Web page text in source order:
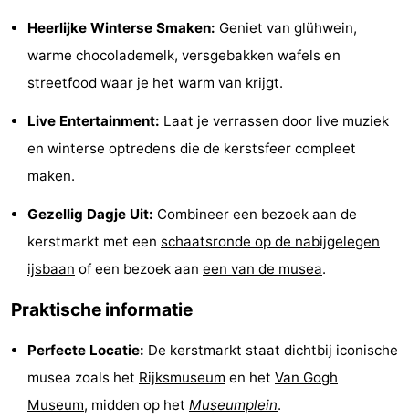
Uitkijkpunten
Attracties
Rondvaarten
Experiences
Dorpen
Steden
Rondleidingen
Sporten
-
Fietsen
-
Wandelen
Amusement
Heerlijke Winterse Smaken: Geniet van glühwein,
warme chocolademelk, versgebakken wafels en
streetfood waar je het warm van krijgt.
Live Entertainment: Laat je verrassen door live muziek
en winterse optredens die de kerstsfeer compleet
maken.
Gezellig Dagje Uit: Combineer een bezoek aan de
kerstmarkt met een schaatsronde op de nabijgelegen
ijsbaan of een bezoek aan een van de musea.
Praktische informatie
Perfecte Locatie: De kerstmarkt staat dichtbij iconische
musea zoals het Rijksmuseum en het Van Gogh
Museum, midden op het Museumplein.